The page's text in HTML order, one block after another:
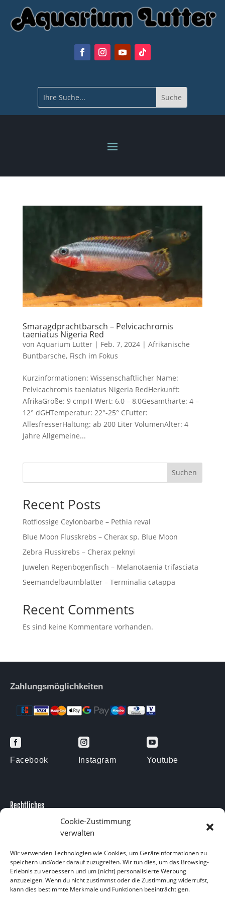
Cookie-Zustimmung
verwalten
Wir verwenden Technologien wie Cookies, um Geräteinformationen zu
speichern und/oder darauf zuzugreifen. Wir tun dies, um das Browsing-
Erlebnis zu verbessern und um (nicht) personalisierte Werbung
anzuzeigen. Wenn du nicht zustimmst oder die Zustimmung widerrufst,
kann dies bestimmte Merkmale und Funktionen beeinträchtigen.
Smaragdprachtbarsch – Pelvicachromis
taeniatus Nigeria Red
von Aquarium Lutter| Feb. 7, 2024| Afrikanische
Buntbarsche, Fisch im Fokus
Kurzinformationen: Wissenschaftlicher Name:
Pelvicachromis taeniatus Nigeria RedHerkunft:
AfrikaGröße: 9 cmpH-Wert: 6,0 – 8,0Gesamthärte: 4 –
12° dGHTemperatur: 22°-25° CFutter:
AllesfresserHaltung: ab 200 Liter VolumenAlter: 4
Jahre Allgemeine...
Suchen
Recent Posts
Rotflossige Ceylonbarbe – Pethia reval
Blue Moon Flusskrebs – Cherax sp. Blue Moon
Zebra Flusskrebs – Cherax peknyi
Juwelen Regenbogenfisch – Melanotaenia trifasciata
Seemandelbaumblätter – Terminalia catappa
Recent Comments
Es sind keine Kommentare vorhanden.
Zahlungsmöglichkeiten

Facebook

Instagram

Youtube
Rechtliches
Datenschutzerklärung
Kontakt
Am Försterteich 9